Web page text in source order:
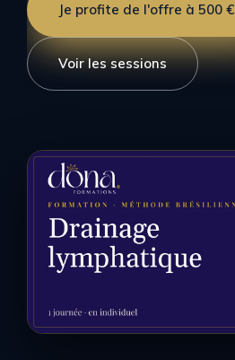
Je profite de l'offre à 500 €
Voir les sessions